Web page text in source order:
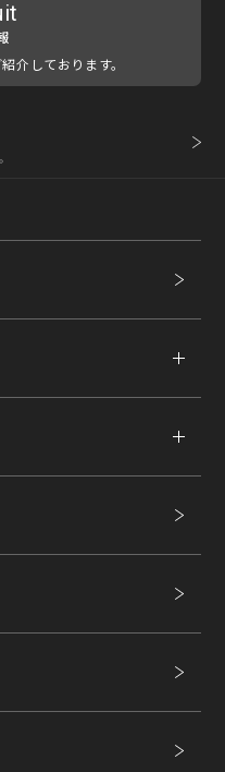
介しております。